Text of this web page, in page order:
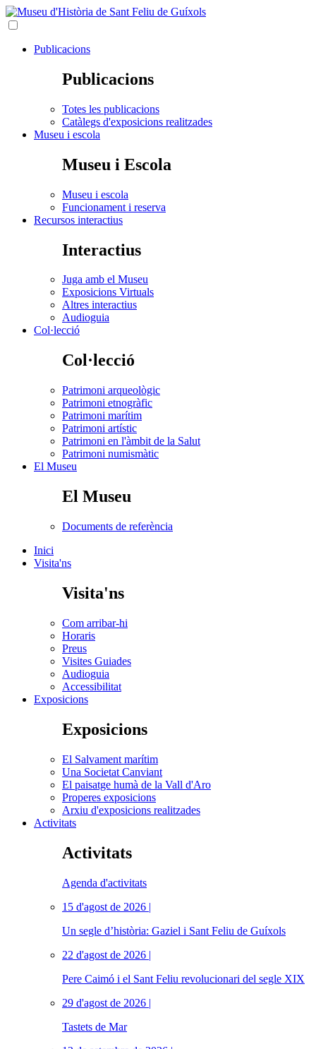
Publicacions
Publicacions
Totes les publicacions
Catàlegs d'exposicions realitzades
Museu i escola
Museu i Escola
Museu i escola
Funcionament i reserva
Recursos interactius
Interactius
Juga amb el Museu
Exposicions Virtuals
Altres interactius
Audioguia
Col·lecció
Col·lecció
Patrimoni arqueològic
Patrimoni etnogràfic
Patrimoni marítim
Patrimoni artístic
Patrimoni en l'àmbit de la Salut
Patrimoni numismàtic
El Museu
El Museu
Documents de referència
Inici
Visita'ns
Visita'ns
Com arribar-hi
Horaris
Preus
Visites Guiades
Audioguia
Accessibilitat
Exposicions
Exposicions
El Salvament marítim
Una Societat Canviant
El paisatge humà de la Vall d'Aro
Properes exposicions
Arxiu d'exposicions realitzades
Activitats
Activitats
Agenda d'activitats
15 d'agost de 2026 |
Un segle d’història: Gaziel i Sant Feliu de Guíxols
22 d'agost de 2026 |
Pere Caimó i el Sant Feliu revolucionari del segle XIX
29 d'agost de 2026 |
Tastets de Mar